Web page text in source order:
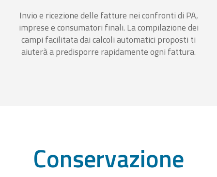
Invio e ricezione delle fatture nei confronti di PA,
imprese e consumatori finali. La compilazione dei
campi facilitata dai calcoli automatici proposti ti
aiuterà a predisporre rapidamente ogni fattura.
Conservazione